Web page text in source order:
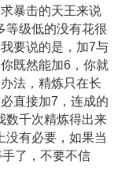
暴击的天王来说
等级低的没有花很
要说的是，加7与
既然能加6，你就
法，精炼只在长
直接加7，连成的
数千次精炼得出来
没有必要，如果当
了，不要不信